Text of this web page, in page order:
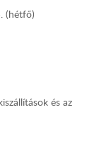
(hétfő)
és az